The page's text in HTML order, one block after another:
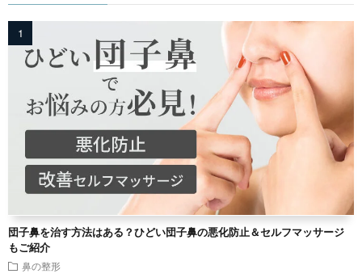
団子鼻を治す方法はある？ひどい団子鼻の悪化防止＆セルフマッサージ
もご紹介
鼻の整形